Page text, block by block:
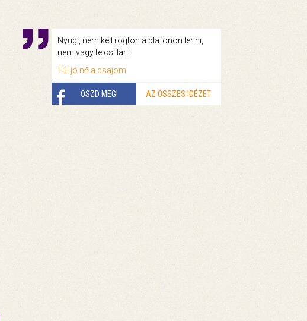
Nyugi, nem kell rögtön a plafonon lenni,
nem vagy te csillár!
Túl jó nő a csajom
OSZD MEG! AZ ÖSSZES IDÉZET